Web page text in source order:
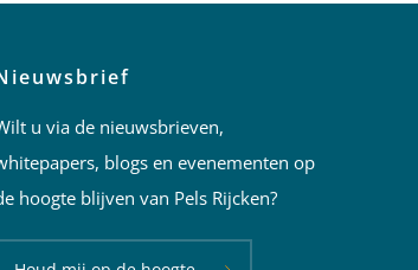
u via de nieuwsbrieven,
blogs en evenementen op
hoogte blijven van Pels Rijcken?